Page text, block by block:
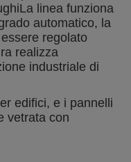
La linea funziona
automatico, la
regolato
realizza
industriale di
edifici, e i pannelli
vetrata con